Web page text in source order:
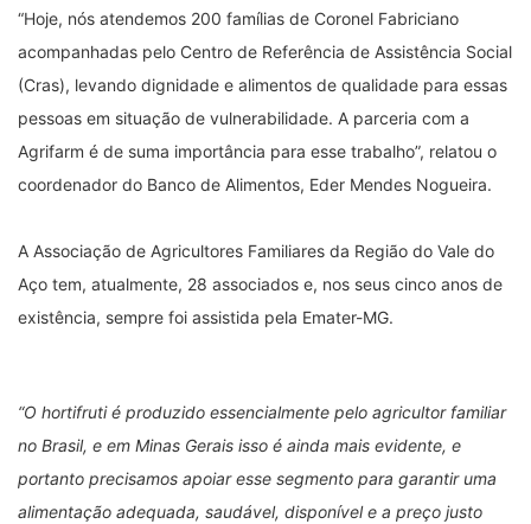
“Hoje, nós atendemos 200 famílias de Coronel Fabriciano
acompanhadas pelo Centro de Referência de Assistência Social
(Cras), levando dignidade e alimentos de qualidade para essas
pessoas em situação de vulnerabilidade. A parceria com a
Agrifarm é de suma importância para esse trabalho”, relatou o
coordenador do Banco de Alimentos, Eder Mendes Nogueira.
A Associação de Agricultores Familiares da Região do Vale do
Aço tem, atualmente, 28 associados e, nos seus cinco anos de
existência, sempre foi assistida pela Emater-MG.
“O hortifruti é produzido essencialmente pelo agricultor familiar
no Brasil, e em Minas Gerais isso é ainda mais evidente, e
portanto precisamos apoiar esse segmento para garantir uma
alimentação adequada, saudável, disponível e a preço justo